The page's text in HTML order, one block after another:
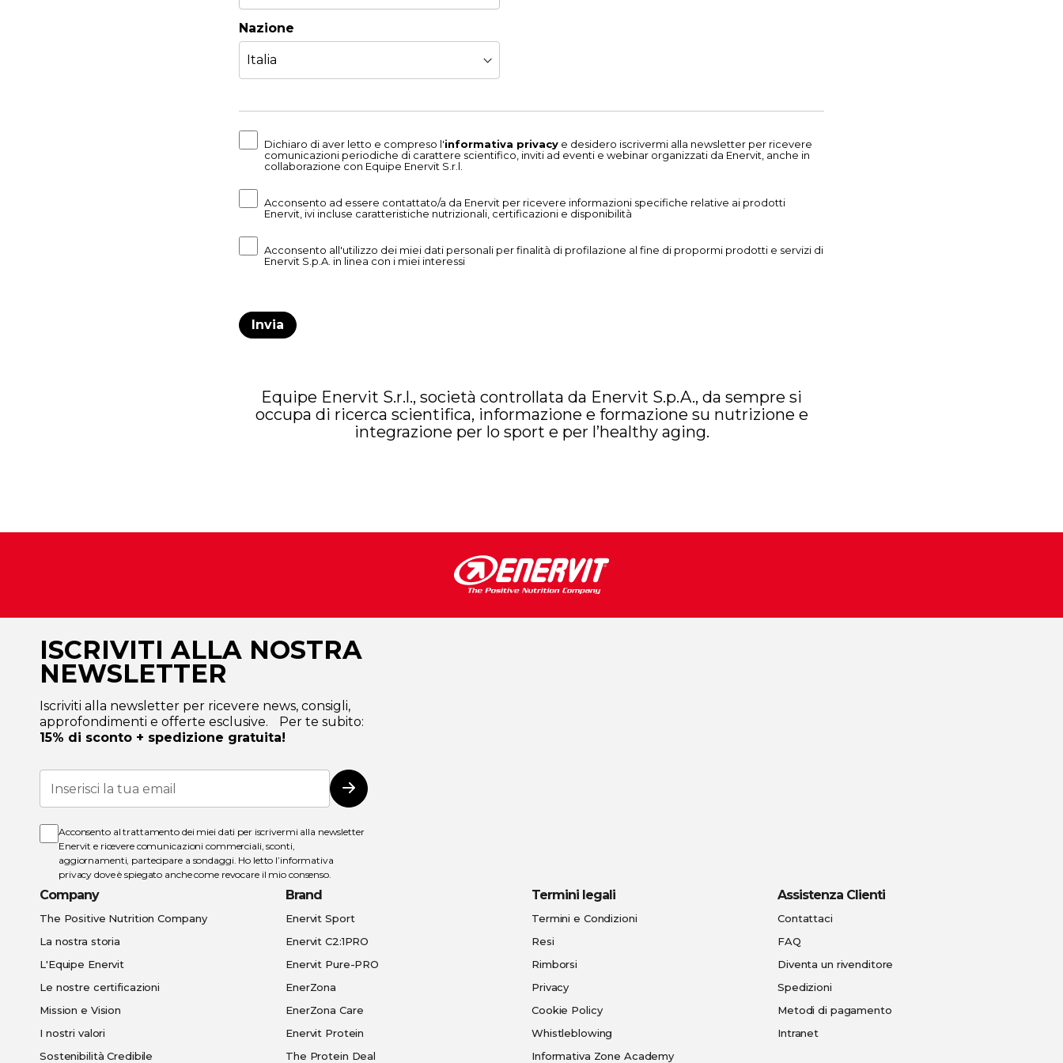
Nazione
Dichiaro di aver letto e compreso l'informativa privacy e desidero iscrivermi alla newsletter per ricevere
comunicazioni periodiche di carattere scientifico, inviti ad eventi e webinar organizzati da Enervit, anche in
collaborazione con Equipe Enervit S.r.l.
Acconsento ad essere contattato/a da Enervit per ricevere informazioni specifiche relative ai prodotti
Enervit, ivi incluse caratteristiche nutrizionali, certificazioni e disponibilità
Acconsento all'utilizzo dei miei dati personali per finalità di profilazione al fine di propormi prodotti e servizi di
Enervit S.p.A. in linea con i miei interessi
Invia
Equipe Enervit S.r.l., società controllata da Enervit S.p.A., da sempre si
occupa di ricerca scientifica, informazione e formazione su nutrizione e
integrazione per lo sport e per l’healthy aging.
ISCRIVITI ALLA NOSTRA
NEWSLETTER
Iscriviti alla newsletter per ricevere news, consigli,
approfondimenti e offerte esclusive. Per te subito:
15% di sconto + spedizione gratuita!
Iscriviti
alla
nostra
Iscriviti
Acconsento al trattamento dei miei dati per iscrivermi alla newsletter
Enervit e ricevere comunicazioni commerciali, sconti,
aggiornamenti, partecipare a sondaggi. Ho letto l’informativa
privacy dove è spiegato anche come revocare il mio consenso.
Company
The Positive Nutrition Company
La nostra storia
L'Equipe Enervit
Le nostre certificazioni
Mission e Vision
I nostri valori
Sostenibilità Credibile
Brand
Enervit Sport
Enervit C2:1PRO
Enervit Pure-PRO
EnerZona
EnerZona Care
Enervit Protein
The Protein Deal
Termini legali
Termini e Condizioni
Resi
Rimborsi
Privacy
Cookie Policy
Whistleblowing
Informativa Zone Academy
Assistenza Clienti
Contattaci
FAQ
Diventa un rivenditore
Spedizioni
Metodi di pagamento
Intranet